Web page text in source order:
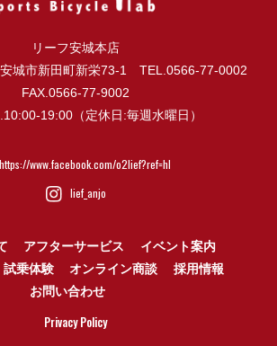
リーフ安城本店
安城市新田町新栄73-1 TEL.0566-77-0002
FAX.0566-77-9002
19:00（定休日:毎週水曜日）
https://www.facebook.com/o2lief?ref=hl
lief_anjo
アフターサービス
イベント案内
試乗体験 オンライン商談
採用情報
お問い合わせ
Privacy Policy